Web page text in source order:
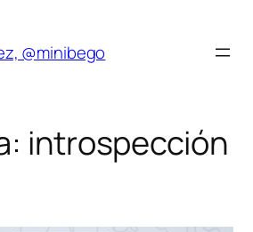
@minibego
introspección